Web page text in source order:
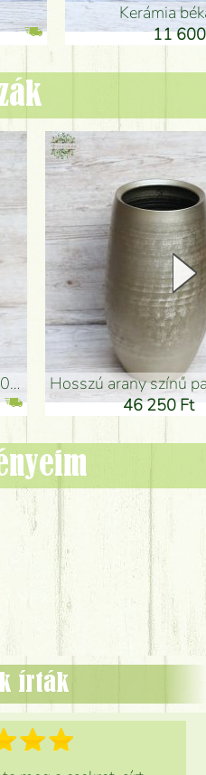
Kerámia
11
hosszú arany színű
46 250 Ft
írták